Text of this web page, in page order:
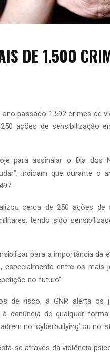
DE 1.500
passado 1.592 crimes de
ações de sensibilização
para assinalar o Dia dos
indicam que durante o
cerca de 250 ações de
tendo sido
para a importância da
entre os mais
no futuro”.
de risco, a GNR alerta os
denúncia de qualquer
no ‘cyberbullying’ ou no
se através da violência